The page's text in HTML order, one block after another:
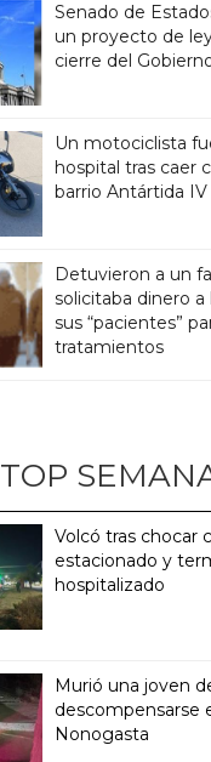
Senado de
un proyecto de
cierre del
Un motociclista
hospital tras caer
barrio Antártida IV
Detuvieron a un
solicitaba dinero a
sus “pacientes”
tratamientos
TOP
Volcó tras chocar
estacionado y
hospitalizado
Murió una joven
descompensarse
Nonogasta